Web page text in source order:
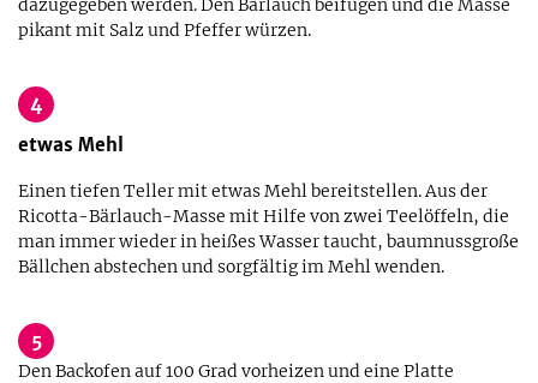
dazugegeben werden. Den Bärlauch beifügen und die Masse
pikant mit Salz und Pfeffer würzen.
4
etwas Mehl
Einen tiefen Teller mit etwas Mehl bereitstellen. Aus der
Ricotta-Bärlauch-Masse mit Hilfe von zwei Teelöffeln, die
man immer wieder in heißes Wasser taucht, baumnussgroße
Bällchen abstechen und sorgfältig im Mehl wenden.
5
Den Backofen auf 100 Grad vorheizen und eine Platte